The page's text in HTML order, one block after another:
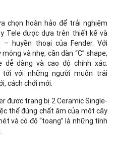
chọn hoàn hảo để trải nghiệm
Tele được dựa trên thiết kế và
huyền thoại của Fender. Với
và nhẹ, cần đàn “C” shape,
dễ dàng và cao độ chính xác.
với những người muốn trải
cách chới mới.
được trang bị 2 Ceramic Single-
thể đúng chất âm của một cây
và có độ “toang” là những tính